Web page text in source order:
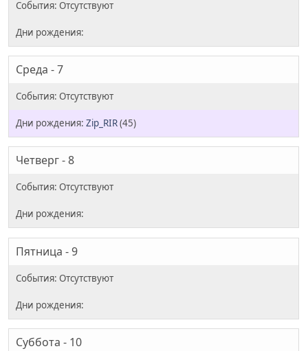
Среда - 7
Zip_RIR(45)
Четверг - 8
Пятница - 9
Суббота - 10